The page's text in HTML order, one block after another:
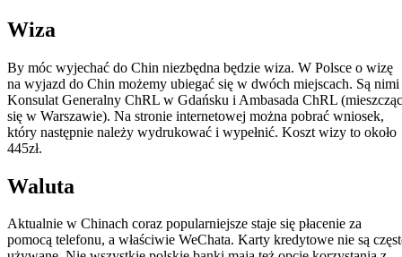
Wiza
By móc wyjechać do Chin niezbędna będzie wiza. W Polsce o wizę
na wyjazd do Chin możemy ubiegać się w dwóch miejscach. Są nimi
Konsulat Generalny ChRL w Gdańsku i Ambasada ChRL
się w Warszawie). Na stronie internetowej można pobrać wniosek,
który następnie należy wydrukować i wypełnić. Koszt wizy to około
445zł.
Waluta
Aktualnie w Chinach coraz popularniejsze staje się płacenie za
pomocą telefonu, a właściwie WeChata. Karty kredytowe nie są